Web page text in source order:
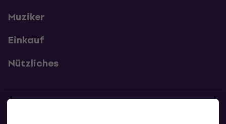
Muziker
Einkauf
Nützliches